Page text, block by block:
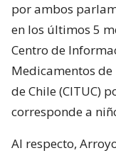
por ambos
en los últimos 5
Centro de
Medicamentos
de Chile (CITUC)
corresponde a
Al respecto,